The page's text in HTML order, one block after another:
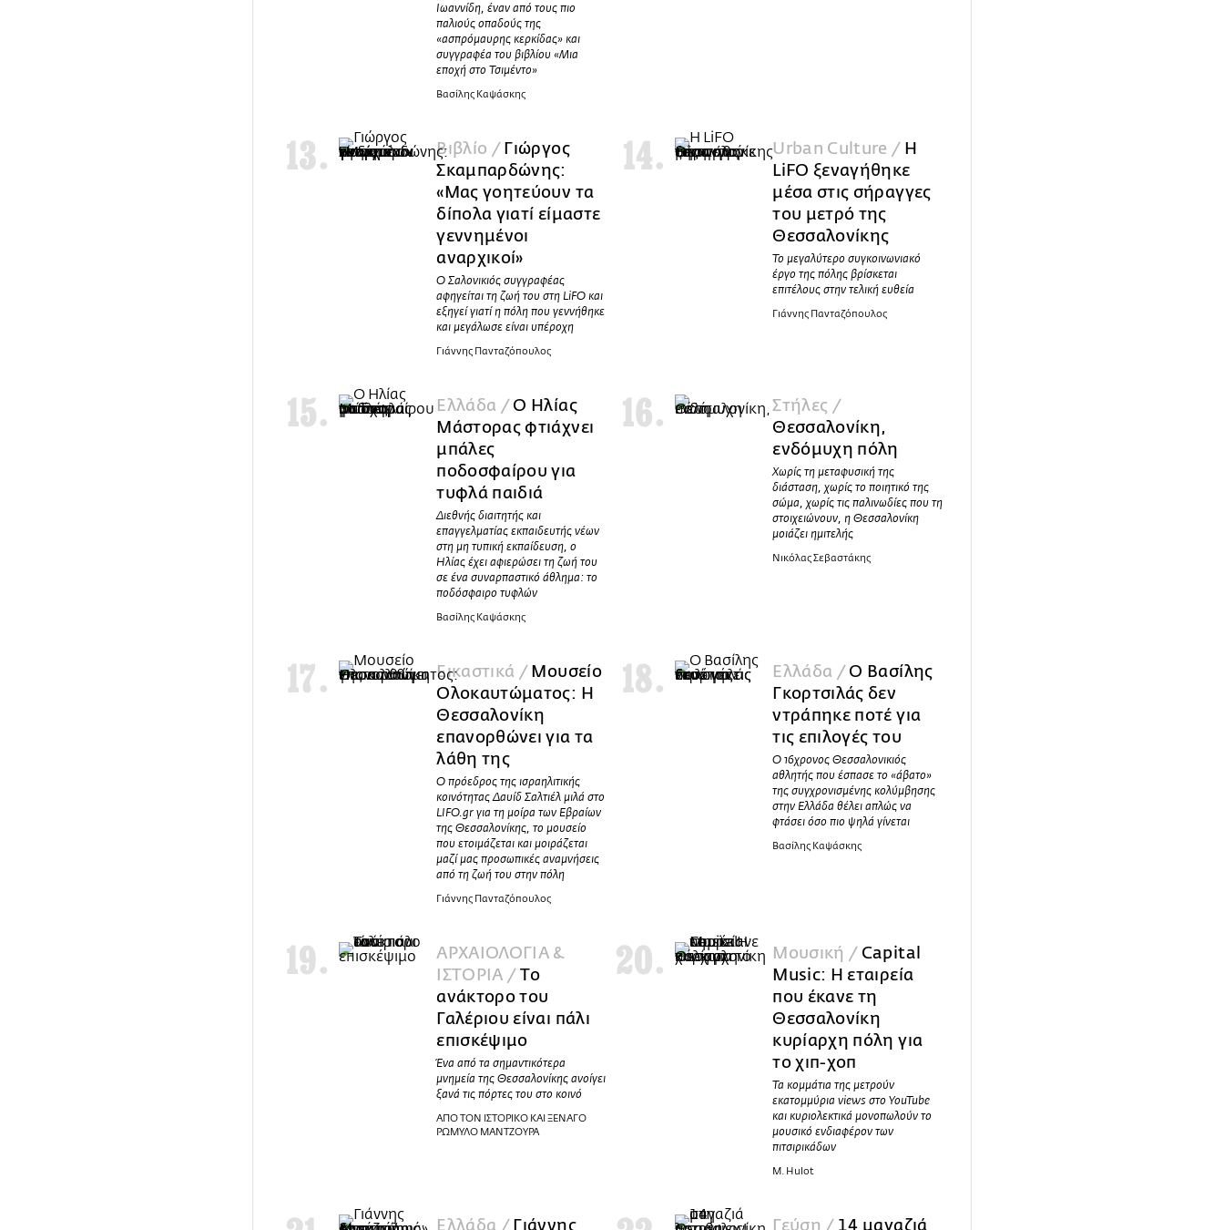
Ιωαννίδη, έναν από τους πιο
παλιούς οπαδούς της
«ασπρόμαυρης κερκίδας» και
συγγραφέα του βιβλίου «Μια
εποχή στο Τσιμέντο»
Βασίλης Καψάσκης
Βιβλίο / Γιώργος
Σκαμπαρδώνης:
«Μας γοητεύουν τα
δίπολα γιατί είμαστε
γεννημένοι
αναρχικοί»
O Σαλονικιός συγγραφέας
αφηγείται τη ζωή του στη LiFO και
εξηγεί γιατί η πόλη που γεννήθηκε
και μεγάλωσε είναι υπέροχη
Γιάννης Πανταζόπουλος
Urban Culture / Η
LiFO ξεναγήθηκε
μέσα στις σήραγγες
του μετρό της
Θεσσαλονίκης
To μεγαλύτερο συγκοινωνιακό
έργο της πόλης βρίσκεται
επιτέλους στην τελική ευθεία
Γιάννης Πανταζόπουλος
Ελλάδα / Ο Ηλίας
Μάστορας φτιάχνει
μπάλες
ποδοσφαίρου για
τυφλά παιδιά
Διεθνής διαιτητής και
επαγγελματίας εκπαιδευτής νέων
στη μη τυπική εκπαίδευση, ο
Ηλίας έχει αφιερώσει τη ζωή του
σε ένα συναρπαστικό άθλημα: το
ποδόσφαιρο τυφλών
Βασίλης Καψάσκης
Στήλες /
Θεσσαλονίκη,
ενδόμυχη πόλη
Χωρίς τη μεταφυσική της
διάσταση, χωρίς το ποιητικό της
σώμα, χωρίς τις παλινωδίες που τη
στοιχειώνουν, η Θεσσαλονίκη
μοιάζει ημιτελής
Νικόλας Σεβαστάκης
Εικαστικά / Μουσείο
Ολοκαυτώματος: Η
Θεσσαλονίκη
επανορθώνει για τα
λάθη της
Ο πρόεδρος της ισραηλιτικής
κοινότητας Δαυίδ Σαλτιέλ μιλά στο
LIFO.gr για τη μοίρα των Εβραίων
της Θεσσαλονίκης, το μουσείο
που ετοιμάζεται και μοιράζεται
μαζί μας προσωπικές αναμνήσεις
από τη ζωή του στην πόλη
Γιάννης Πανταζόπουλος
Ελλάδα / O Βασίλης
Γκορτσιλάς δεν
ντράπηκε ποτέ για
τις επιλογές του
Ο 16χρονος Θεσσαλονικιός
αθλητής που έσπασε το «άβατο»
της συγχρονισμένης κολύμβησης
στην Ελλάδα θέλει απλώς να
φτάσει όσο πιο ψηλά γίνεται
Βασίλης Καψάσκης
ΑΡΧΑΙΟΛΟΓΙΑ &
ΙΣΤΟΡΙΑ / Tο
ανάκτορο του
Γαλέριου είναι πάλι
επισκέψιμο
Ένα από τα σημαντικότερα
μνημεία της Θεσσαλονίκης ανοίγει
ξανά τις πόρτες του στο κοινό
ΑΠΟ ΤΟΝ ΙΣΤΟΡΙΚΟ ΚΑΙ ΞΕΝΑΓΟ
ΡΩΜΥΛΟ ΜΑΝΤΖΟΥΡΑ
Μουσική / Capital
Music: H εταιρεία
που έκανε τη
Θεσσαλονίκη
κυρίαρχη πόλη για
το χιπ-χοπ
Τα κομμάτια της μετρούν
εκατομμύρια views στο YouTube
και κυριολεκτικά μονοπωλούν το
μουσικό ενδιαφέρον των
πιτσιρικάδων
M. Hulot
Ελλάδα / Γιάννης Γεύση / 14 μαγαζιά